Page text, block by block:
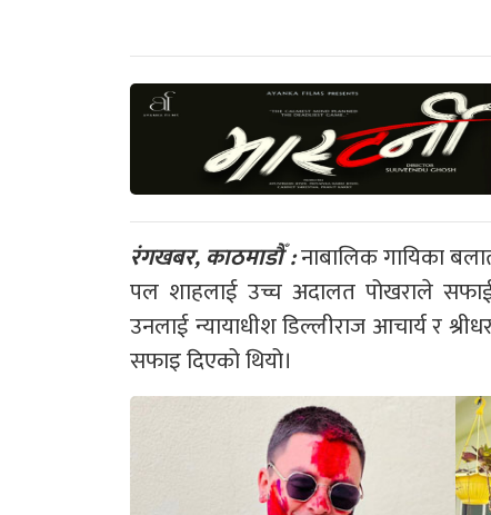
रंगखबर, काठमाडौँ :नाबालिक गायिका
पल शाहलाई उच्च अदालत पोखराले
उनलाई न्यायाधीश डिल्लीराज आचार्य र
सफाइ दिएको थियो।